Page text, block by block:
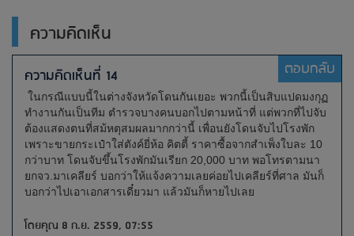
ความคิดเห็น
ความคิดเห็นที่ 14 ตอบกลับ
ในกรณีแบบนี้ในต่างจังหวัดโดนกันเยอะ พวกนี้เป็นสิบแปดมงกุฏ
ทำงานกันเป็นทีม ตำรวจบางคนบอกไปตามหน้าที่ แต่พวกที่ไปจับ
ต้องแสดงตนที่สม้หตุสมผลมากกว่านี้ เพื่อนยังโดนจับไปโรงพัก
เพราะขายกระเป๋าใส่ตังค์ยี่ห้อ คิตตี้ ราคาซื้อจากสำเพ็งใบละ 10
กว่าบาท โดนจับขึ้นโรงพักมันเรียก 20,000 บาท พอโทรตามนา
ยกจว.มาเคลียร์ บอกว่าให้แจ้งความเลยค่อยไปเคลียร์ที่ศาล มันก็
บอกว่าไปเอาเอกสารเดี๋ยวมา แล้วมันก็หายไปเลย
โดยคุณ 8 ก.ย. 2559, 07:55